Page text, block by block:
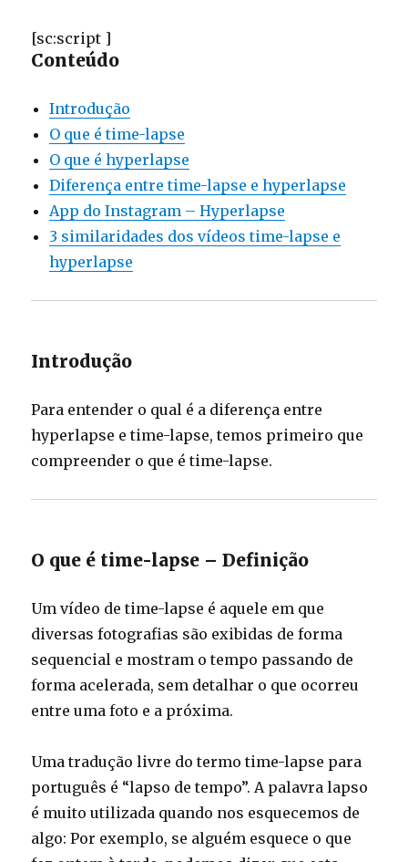
[sc:script ]
Conteúdo
Introdução
O que é time-lapse
O que é hyperlapse
Diferença entre time-lapse e hyperlapse
App do Instagram – Hyperlapse
3 similaridades dos vídeos time-lapse e
hyperlapse
Introdução
Para entender o qual é a diferença entre
hyperlapse e time-lapse, temos primeiro que
compreender o que é time-lapse.
O que é time-lapse – Definição
Um vídeo de time-lapse é aquele em que
diversas fotografias são exibidas de forma
sequencial e mostram o tempo passando de
forma acelerada, sem detalhar o que ocorreu
entre uma foto e a próxima.
Uma tradução livre do termo time-lapse para
português é “lapso de tempo”. A palavra lapso
é muito utilizada quando nos esquecemos de
algo: Por exemplo, se alguém esquece o que